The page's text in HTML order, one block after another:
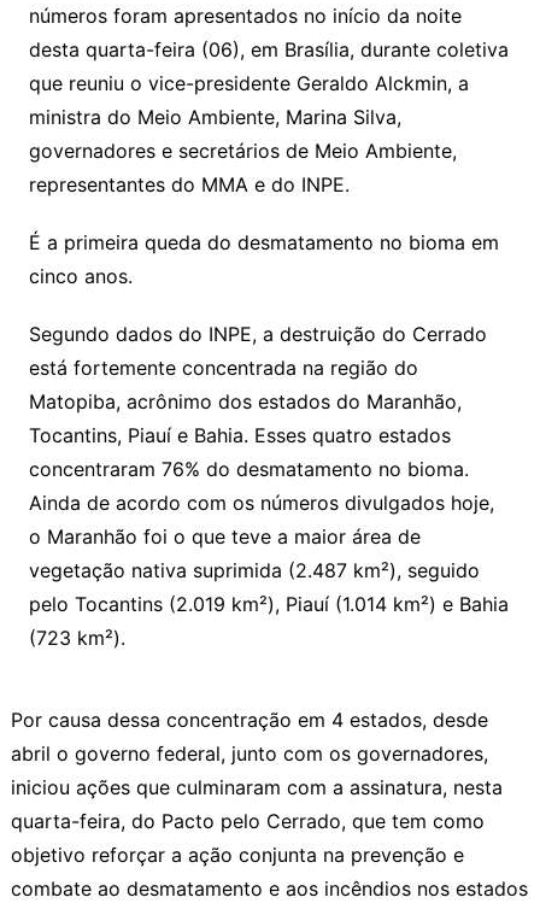
números foram apresentados no início da noite
desta quarta-feira (06), em Brasília, durante coletiva
que reuniu o vice-presidente Geraldo Alckmin, a
ministra do Meio Ambiente, Marina Silva,
governadores e secretários de Meio Ambiente,
representantes do MMA e do INPE.
É a primeira queda do desmatamento no bioma em
cinco anos.
Segundo dados do INPE, a destruição do Cerrado
está fortemente concentrada na região do
Matopiba, acrônimo dos estados do Maranhão,
Tocantins, Piauí e Bahia. Esses quatro estados
concentraram 76% do desmatamento no bioma.
Ainda de acordo com os números divulgados hoje,
o Maranhão foi o que teve a maior área de
vegetação nativa suprimida (2.487 km²), seguido
pelo Tocantins (2.019 km²), Piauí (1.014 km²) e Bahia
(723 km²).
Por causa dessa concentração em 4 estados, desde
abril o governo federal, junto com os governadores,
iniciou ações que culminaram com a assinatura, nesta
quarta-feira, do Pacto pelo Cerrado, que tem como
objetivo reforçar a ação conjunta na prevenção e
combate ao desmatamento e aos incêndios nos estados